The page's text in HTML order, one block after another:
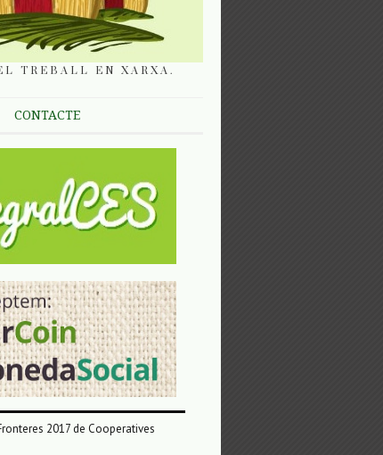
TREBALL EN XARXA.
CONTACTE
2017 de Cooperatives